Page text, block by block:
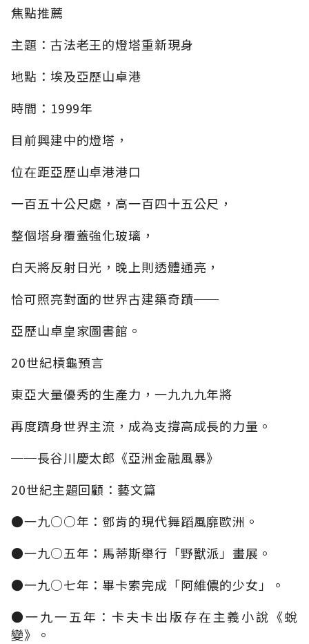
焦點推薦
主題：古法老王的燈塔重新現身
地點：埃及亞歷山卓港
時間：1999年
目前興建中的燈塔，
位在距亞歷山卓港港口
一百五十公尺處，高一百四十五公尺，
整個塔身覆蓋強化玻璃，
白天將反射日光，晚上則透體通亮，
恰可照亮對面的世界古建築奇蹟──
亞歷山卓皇家圖書館。
20世紀槓龜預言
東亞大量優秀的生產力，一九九九年將
再度躋身世界主流，成為支撐高成長的力量。
──長谷川慶太郎《亞洲金融風暴》
20世紀主題回顧：藝文篇
●一九○○年：鄧肯的現代舞蹈風靡歐洲。
●一九○五年：馬蒂斯舉行「野獸派」畫展。
●一九○七年：畢卡索完成「阿維儂的少女」。
●一九一五年：卡夫卡出版存在主義小說《蛻
變》。